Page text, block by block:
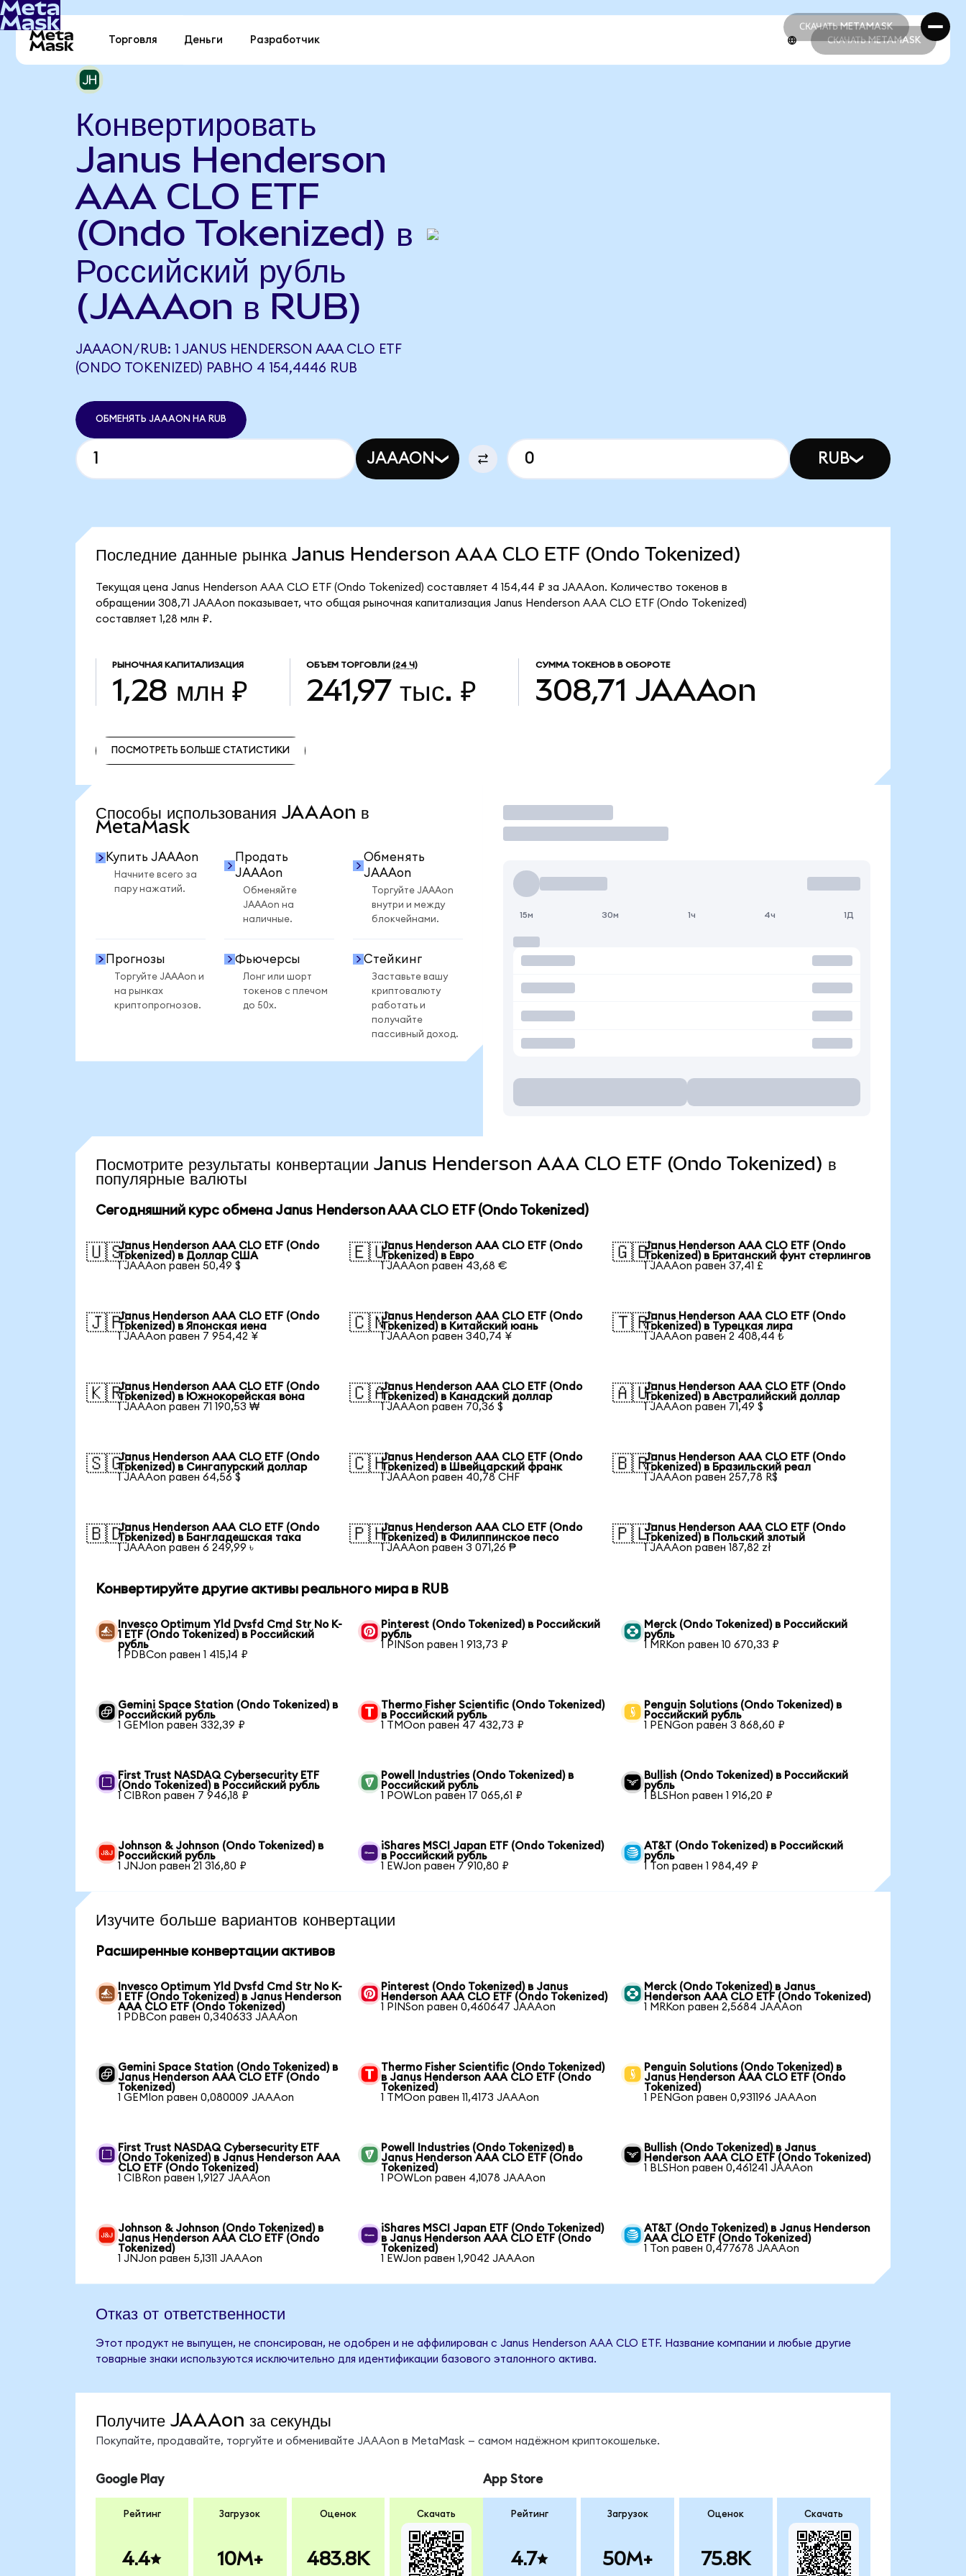
СКАЧАТЬ METAMASK
СКАЧАТЬ METAMASK
Торговля Деньги Разработчик СКАЧАТЬ METAMASK
Конвертировать
Janus Henderson
AAA CLO ETF
(Ondo Tokenized) в
Российский рубль
(JAAAon в RUB)
JAAAON/RUB: 1 JANUS HENDERSON AAA CLO ETF
(ONDO TOKENIZED) РАВНО 4 154,4446 RUB
ОБМЕНЯТЬ JAAAON НА RUB
JAAAON RUB
Последние данные рынка Janus Henderson AAA CLO ETF (Ondo Tokenized)
Текущая цена Janus Henderson AAA CLO ETF (Ondo Tokenized) составляет 4 154,44 ₽ за JAAAon. Количество токенов в
обращении 308,71 JAAAon показывает, что общая рыночная капитализация Janus Henderson AAA CLO ETF (Ondo Tokenized)
составляет 1,28 млн ₽.
РЫНОЧНАЯ КАПИТАЛИЗАЦИЯ
1,28 млн ₽
ОБЪЕМ ТОРГОВЛИ (24 Ч)
241,97 тыс. ₽
СУММА ТОКЕНОВ В ОБОРОТЕ
308,71 JAAAon
ПОСМОТРЕТЬ БОЛЬШЕ СТАТИСТИКИ
Способы использования JAAAon в
MetaMask
Купить JAAAon
Начните всего за
пару нажатий.
Продать
JAAAon
Обменяйте
JAAAon на
наличные.
Обменять
JAAAon
Торгуйте JAAAon
внутри и между
блокчейнами.
Прогнозы
Торгуйте JAAAon и
на рынках
криптопрогнозов.
Фьючерсы
Лонг или шорт
токенов с плечом
до 50x.
Стейкинг
Заставьте вашу
криптовалюту
работать и
получайте
пассивный доход.
Торговать
15м 30м 1ч 4ч 1Д
Посмотрите результаты конвертации Janus Henderson AAA CLO ETF (Ondo Tokenized) в
популярные валюты
Сегодняшний курс обмена Janus Henderson AAA CLO ETF (Ondo Tokenized)
🇺🇸Janus Henderson AAA CLO ETF (Ondo
Tokenized) в Доллар США
1 JAAAon равен 50,49 $
🇪🇺Janus Henderson AAA CLO ETF (Ondo
Tokenized) в Евро
1 JAAAon равен 43,68 €
🇬🇧Janus Henderson AAA CLO ETF (Ondo
Tokenized) в Британский фунт стерлингов
1 JAAAon равен 37,41 £
🇯🇵Janus Henderson AAA CLO ETF (Ondo
Tokenized) в Японская иена
1 JAAAon равен 7 954,42 ¥
🇨🇳Janus Henderson AAA CLO ETF (Ondo
Tokenized) в Китайский юань
1 JAAAon равен 340,74 ¥
🇹🇷Janus Henderson AAA CLO ETF (Ondo
Tokenized) в Турецкая лира
1 JAAAon равен 2 408,44 ₺
🇰🇷Janus Henderson AAA CLO ETF (Ondo
Tokenized) в Южнокорейская вона
1 JAAAon равен 71 190,53 ₩
🇨🇦Janus Henderson AAA CLO ETF (Ondo
Tokenized) в Канадский доллар
1 JAAAon равен 70,36 $
🇦🇺Janus Henderson AAA CLO ETF (Ondo
Tokenized) в Австралийский доллар
1 JAAAon равен 71,49 $
🇸🇬Janus Henderson AAA CLO ETF (Ondo
Tokenized) в Сингапурский доллар
1 JAAAon равен 64,56 $
🇨🇭Janus Henderson AAA CLO ETF (Ondo
Tokenized) в Швейцарский франк
1 JAAAon равен 40,78 CHF
🇧🇷Janus Henderson AAA CLO ETF (Ondo
Tokenized) в Бразильский реал
1 JAAAon равен 257,78 R$
🇧🇩Janus Henderson AAA CLO ETF (Ondo
Tokenized) в Бангладешская така
1 JAAAon равен 6 249,99 ৳
🇵🇭Janus Henderson AAA CLO ETF (Ondo
Tokenized) в Филиппинское песо
1 JAAAon равен 3 071,26 ₱
🇵🇱Janus Henderson AAA CLO ETF (Ondo
Tokenized) в Польский злотый
1 JAAAon равен 187,82 zł
Конвертируйте другие активы реального мира в RUB
Invesco Optimum Yld Dvsfd Cmd Str No K-
1 ETF (Ondo Tokenized) в Российский
рубль
1 PDBCon равен 1 415,14 ₽
Pinterest (Ondo Tokenized) в Российский
рубль
1 PINSon равен 1 913,73 ₽
Merck (Ondo Tokenized) в Российский
рубль
1 MRKon равен 10 670,33 ₽
Gemini Space Station (Ondo Tokenized) в
Российский рубль
1 GEMIon равен 332,39 ₽
Thermo Fisher Scientific (Ondo Tokenized)
в Российский рубль
1 TMOon равен 47 432,73 ₽
Penguin Solutions (Ondo Tokenized) в
Российский рубль
1 PENGon равен 3 868,60 ₽
First Trust NASDAQ Cybersecurity ETF
(Ondo Tokenized) в Российский рубль
1 CIBRon равен 7 946,18 ₽
Powell Industries (Ondo Tokenized) в
Российский рубль
1 POWLon равен 17 065,61 ₽
Bullish (Ondo Tokenized) в Российский
рубль
1 BLSHon равен 1 916,20 ₽
Johnson & Johnson (Ondo Tokenized) в
Российский рубль
1 JNJon равен 21 316,80 ₽
iShares MSCI Japan ETF (Ondo Tokenized)
в Российский рубль
1 EWJon равен 7 910,80 ₽
AT&T (Ondo Tokenized) в Российский
рубль
1 Ton равен 1 984,49 ₽
Изучите больше вариантов конвертации
Расширенные конвертации активов
Invesco Optimum Yld Dvsfd Cmd Str No K-
1 ETF (Ondo Tokenized) в Janus Henderson
AAA CLO ETF (Ondo Tokenized)
1 PDBCon равен 0,340633 JAAAon
Pinterest (Ondo Tokenized) в Janus
Henderson AAA CLO ETF (Ondo Tokenized)
1 PINSon равен 0,460647 JAAAon
Merck (Ondo Tokenized) в Janus
Henderson AAA CLO ETF (Ondo Tokenized)
1 MRKon равен 2,5684 JAAAon
Gemini Space Station (Ondo Tokenized) в
Janus Henderson AAA CLO ETF (Ondo
Tokenized)
1 GEMIon равен 0,080009 JAAAon
Thermo Fisher Scientific (Ondo Tokenized)
в Janus Henderson AAA CLO ETF (Ondo
Tokenized)
1 TMOon равен 11,4173 JAAAon
Penguin Solutions (Ondo Tokenized) в
Janus Henderson AAA CLO ETF (Ondo
Tokenized)
1 PENGon равен 0,931196 JAAAon
First Trust NASDAQ Cybersecurity ETF
(Ondo Tokenized) в Janus Henderson AAA
CLO ETF (Ondo Tokenized)
1 CIBRon равен 1,9127 JAAAon
Powell Industries (Ondo Tokenized) в
Janus Henderson AAA CLO ETF (Ondo
Tokenized)
1 POWLon равен 4,1078 JAAAon
Bullish (Ondo Tokenized) в Janus
Henderson AAA CLO ETF (Ondo Tokenized)
1 BLSHon равен 0,461241 JAAAon
Johnson & Johnson (Ondo Tokenized) в
Janus Henderson AAA CLO ETF (Ondo
Tokenized)
1 JNJon равен 5,1311 JAAAon
iShares MSCI Japan ETF (Ondo Tokenized)
в Janus Henderson AAA CLO ETF (Ondo
Tokenized)
1 EWJon равен 1,9042 JAAAon
AT&T (Ondo Tokenized) в Janus Henderson
AAA CLO ETF (Ondo Tokenized)
1 Ton равен 0,477678 JAAAon
Отказ от ответственности
Этот продукт не выпущен, не спонсирован, не одобрен и не аффилирован с Janus Henderson AAA CLO ETF. Название компании и любые другие
товарные знаки используются исключительно для идентификации базового эталонного актива.
Получите JAAAon за секунды
Покупайте, продавайте, торгуйте и обменивайте JAAAon в MetaMask — самом надёжном криптокошельке.
Google Play
Рейтинг
4.4
Загрузок
10M+
Оценок
483.8K
Скачать
App Store
Рейтинг
4.7
Загрузок
50M+
Оценок
75.8K
Скачать